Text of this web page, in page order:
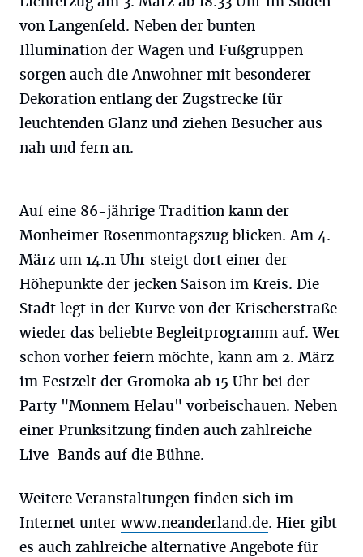
von Langenfeld. Neben der bunten
Illumination der Wagen und Fußgruppen
sorgen auch die Anwohner mit besonderer
Dekoration entlang der Zugstrecke für
leuchtenden Glanz und ziehen Besucher aus
nah und fern an.
Auf eine 86-jährige Tradition kann der
Monheimer Rosenmontagszug blicken. Am 4.
März um 14.11 Uhr steigt dort einer der
Höhepunkte der jecken Saison im Kreis. Die
Stadt legt in der Kurve von der Krischerstraße
wieder das beliebte Begleitprogramm auf. Wer
schon vorher feiern möchte, kann am 2. März
im Festzelt der Gromoka ab 15 Uhr bei der
Party "Monnem Helau" vorbeischauen. Neben
einer Prunksitzung finden auch zahlreiche
Live-Bands auf die Bühne.
Weitere Veranstaltungen finden sich im
Internet unterwww.neanderland.de. Hier gibt
es auch zahlreiche alternative Angebote für